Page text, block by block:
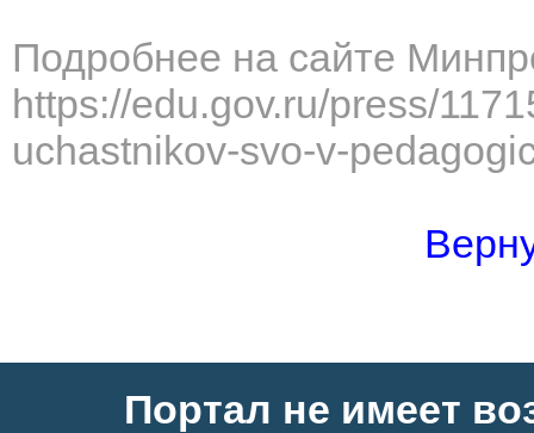
Подробнее на сайте
https://edu.gov.ru/press/
uchastnikov-svo-v-
Портал не имеет